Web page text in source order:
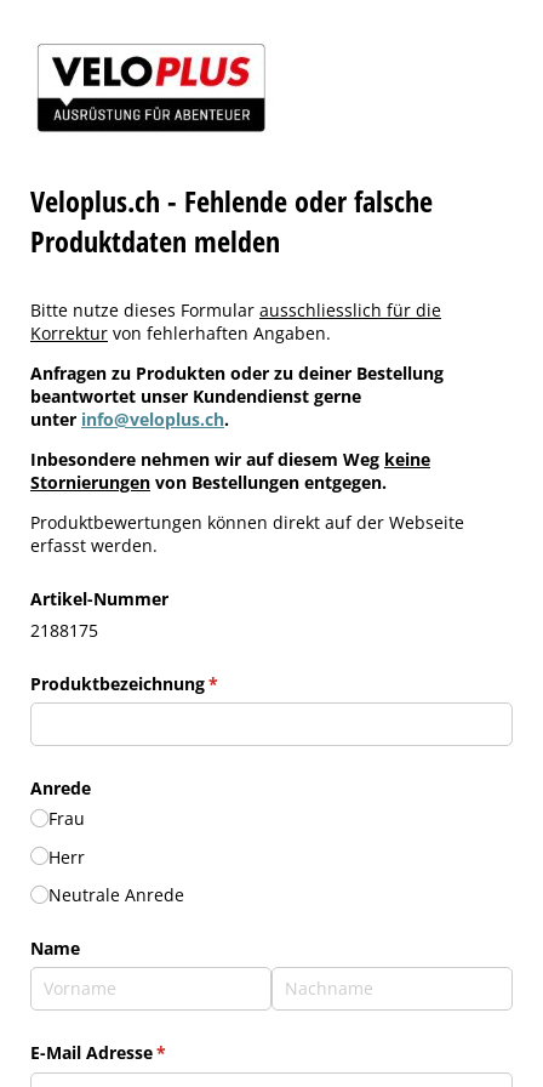
Veloplus.ch - Fehlende oder falsche
Produktdaten melden
Bitte nutze dieses Formular ausschliesslich für die
Korrektur von fehlerhaften Angaben.
Anfragen zu Produkten oder zu deiner Bestellung
beantwortet unser Kundendienst gerne
unter info@veloplus.ch.
Inbesondere nehmen wir auf diesem Weg keine
Stornierungen von Bestellungen entgegen.
Produktbewertungen können direkt auf der Webseite
erfasst werden.
Artikel-Nummer
2188175
Produktbezeichnung*
(erforderlich)
Anrede
Frau
Herr
Neutrale Anrede
Name
E-Mail Adresse*
(erforderlich)